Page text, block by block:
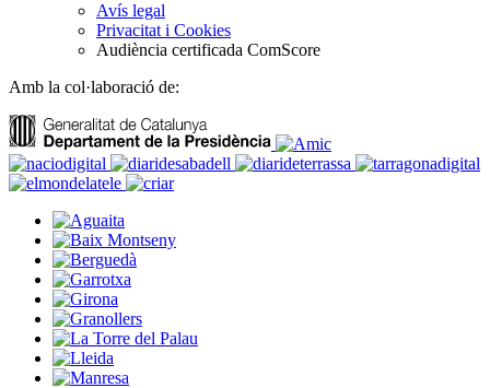
Avís legal
Privacitat i Cookies
Audiència certificada ComScore
Amb la col·laboració de: